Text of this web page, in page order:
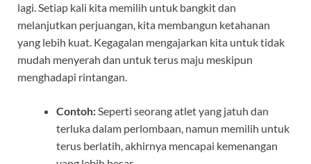
lagi. Setiap kali kita memilih untuk bangkit dan
melanjutkan perjuangan, kita membangun ketahanan
yang lebih kuat. Kegagalan mengajarkan kita untuk tidak
mudah menyerah dan untuk terus maju meskipun
menghadapi rintangan.
Contoh:Seperti seorang atlet yang jatuh dan
terluka dalam perlombaan, namun memilih untuk
terus berlatih, akhirnya mencapai kemenangan